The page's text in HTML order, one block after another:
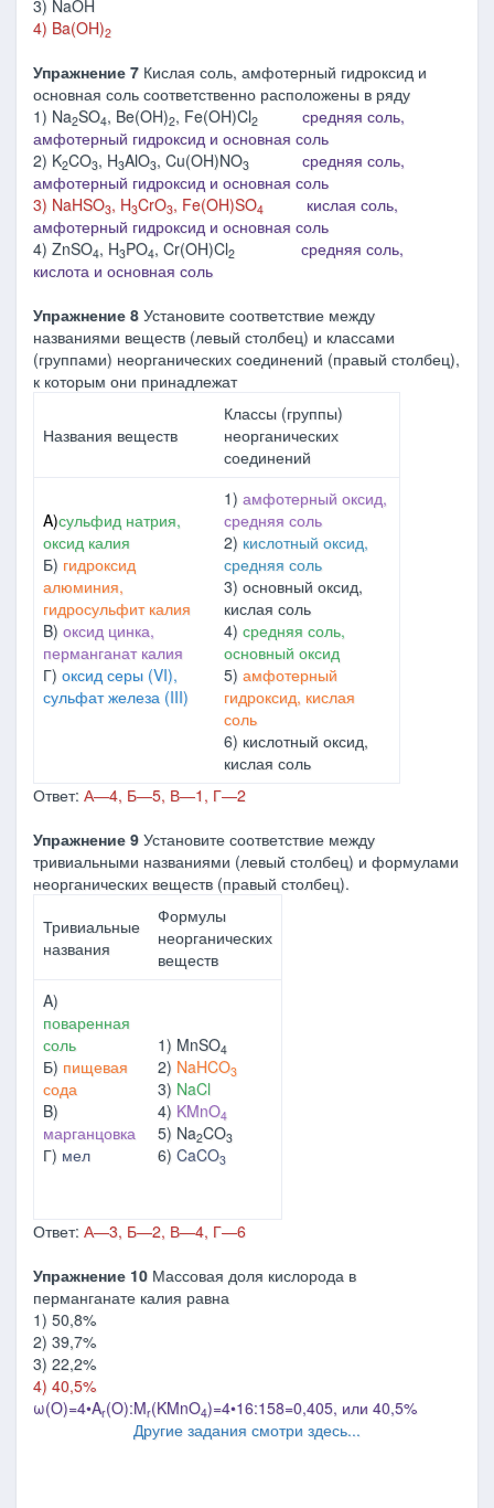
3) NaOH
4) Ba(OH)2
Упражнение 7 Кислая соль, амфотерный гидроксид и
основная соль соответственно расположены в ряду
1) Na2SO4, Be(OH)2, Fe(OH)Cl2
средняя соль,
амфотерный гидроксид и основная соль
2) K2CO3, H3AlO3, Cu(OH)NO3
средняя соль,
амфотерный гидроксид и основная соль
3) NaHSO3, H3CrO3, Fe(OH)SO4 кислая соль,
амфотерный гидроксид и основная соль
4) ZnSO4, H3PO4, Cr(OH)Cl2 средняя соль,
кислота и основная соль
Упражнение 8 Установите соответствие между
названиями веществ (левый столбец) и классами
(группами) неорганических соединений (правый столбец),
к которым они принадлежат
Названия веществ
Классы (группы)
неорганических
соединений
A)сульфид натрия,
оксид калия
Б) гидроксид
алюминия,
гидросульфит калия
B) оксид цинка,
перманганат калия
Г) оксид серы (VI),
сульфат железа (III)
1) амфотерный оксид,
средняя соль
2) кислотный оксид,
средняя соль
3) основный оксид,
кислая соль
4) средняя соль,
основный оксид
5) амфотерный
гидроксид, кислая
соль
6) кислотный оксид,
кислая соль
Ответ: А―4, Б―5, В―1, Г―2
Упражнение 9 Установите соответствие между
тривиальными названиями (левый столбец) и формулами
неорганических веществ (правый столбец).
Тривиальные
названия
Формулы
неорганических
веществ
A)
поваренная
соль
Б) пищевая
сода
B)
марганцовка
Г) мел
1) MnSO4
2) NaHCO3
3) NaCl
4) KMnO4
5) Na2CO3
6) CaCO3
Ответ: А―3, Б―2, В―4, Г―6
Упражнение 10 Массовая доля кислорода в
перманганате калия равна
1) 50,8%
2) 39,7%
3) 22,2%
4) 40,5%
ω(O)=4•Ar(O):Mr(KMnO4)=4•16:158=0,405, или 40,5%
Другие задания смотри здесь...